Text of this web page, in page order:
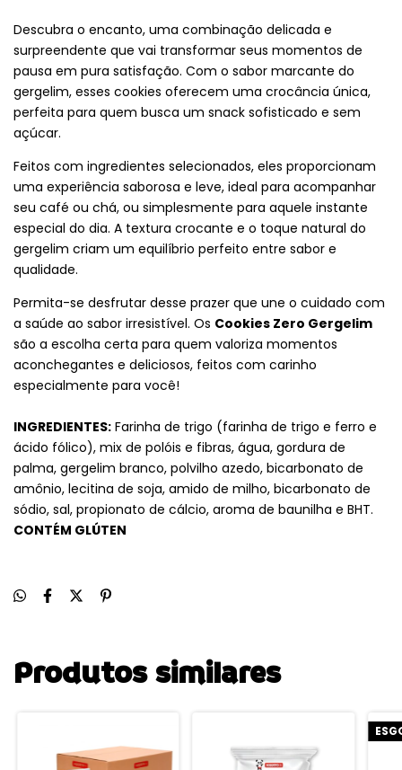
Descubra o encanto, uma combinação delicada e
surpreendente que vai transformar seus momentos de
pausa em pura satisfação. Com o sabor marcante do
gergelim, esses cookies oferecem uma crocância única,
perfeita para quem busca um snack sofisticado e sem
açúcar.
Feitos com ingredientes selecionados, eles proporcionam
uma experiência saborosa e leve, ideal para acompanhar
seu café ou chá, ou simplesmente para aquele instante
especial do dia. A textura crocante e o toque natural do
gergelim criam um equilíbrio perfeito entre sabor e
qualidade.
Permita-se desfrutar desse prazer que une o cuidado com
a saúde ao sabor irresistível. Os Cookies Zero Gergelim
são a escolha certa para quem valoriza momentos
aconchegantes e deliciosos, feitos com carinho
especialmente para você!
INGREDIENTES: Farinha de trigo (farinha de trigo e ferro e
ácido fólico), mix de polóis e fibras, água, gordura de
palma, gergelim branco, polvilho azedo, bicarbonato de
amônio, lecitina de soja, amido de milho, bicarbonato de
sódio, sal, propionato de cálcio, aroma de baunilha e BHT.
CONTÉM GLÚTEN
Produtos similares